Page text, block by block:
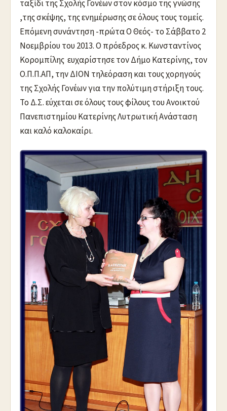
ταξίδι της Σχολής Γονέων στον κόσμο της γνώσης
,της σκέψης, της ενημέρωσης σε όλους τους τομείς.
Επόμενη συνάντηση -πρώτα Ο Θεός- το Σάββατο 2
Νοεμβρίου του 2013. Ο πρόεδρος κ. Kωνσταντίνος
Κορομπίλης ευχαρίστησε τον Δήμο Κατερίνης, τον
Ο.Π.Π.ΑΠ, την ΔΙΟΝ τηλεόραση και τους χορηγούς
της Σχολής Γονέων για την πολύτιμη στήριξη τους.
Το Δ.Σ. εύχεται σε όλους τους φίλους του Ανοικτού
Πανεπιστημίου Κατερίνης Λυτρωτική Ανάσταση
και καλό καλοκαίρι.